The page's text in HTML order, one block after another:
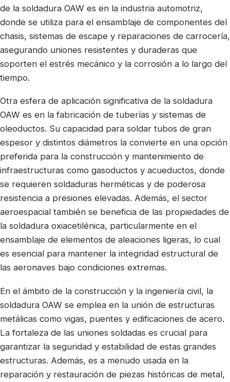
de la soldadura OAW es en la industria automotriz,
donde se utiliza para el ensamblaje de componentes del
chasis, sistemas de escape y reparaciones de carrocería,
asegurando uniones resistentes y duraderas que
soporten el estrés mecánico y la corrosión a lo largo del
tiempo.
Otra esfera de aplicación significativa de la soldadura
OAW es en la fabricación de tuberías y sistemas de
oleoductos. Su capacidad para soldar tubos de gran
espesor y distintos diámetros la convierte en una opción
preferida para la construcción y mantenimiento de
infraestructuras como gasoductos y acueductos, donde
se requieren soldaduras herméticas y de poderosa
resistencia a presiones elevadas. Además, el sector
aeroespacial también se beneficia de las propiedades de
la soldadura oxiacetilénica, particularmente en el
ensamblaje de elementos de aleaciones ligeras, lo cual
es esencial para mantener la integridad estructural de
las aeronaves bajo condiciones extremas.
En el ámbito de la construcción y la ingeniería civil, la
soldadura OAW se emplea en la unión de estructuras
metálicas como vigas, puentes y edificaciones de acero.
La fortaleza de las uniones soldadas es crucial para
garantizar la seguridad y estabilidad de estas grandes
estructuras. Además, es a menudo usada en la
reparación y restauración de piezas históricas de metal,